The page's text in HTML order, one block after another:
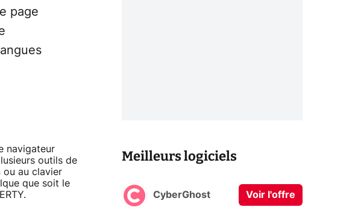
page
navigateur
outils de
ou au clavier
que soit le
Meilleurs logiciels
CyberGhost Voir l'offre